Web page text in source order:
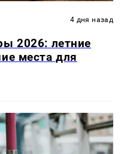
4 дня назад
2026: летние
места для